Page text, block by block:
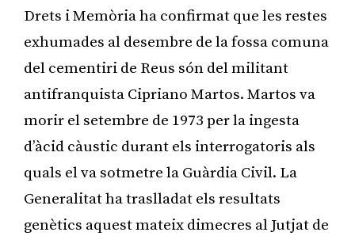
Drets i Memòria ha confirmat que les restes
exhumades al desembre de la fossa comuna
del cementiri de Reus són del militant
antifranquista Cipriano Martos. Martos va
morir el setembre de 1973 per la ingesta
d’àcid càustic durant els interrogatoris als
quals el va sotmetre la Guàrdia Civil. La
Generalitat ha traslladat els resultats
genètics aquest mateix dimecres al Jutjat de